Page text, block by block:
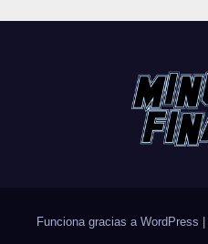
Funciona gracias a WordPress